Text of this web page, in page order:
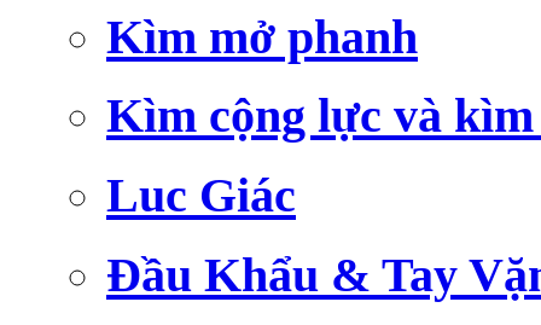
Kìm mở phanh
Kìm cộng lực và
Luc Giác
Đầu Khẩu & Tay